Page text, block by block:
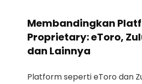
Membandingkan
Proprietary: eToro,
dan Lainnya
Platform seperti eToro dan